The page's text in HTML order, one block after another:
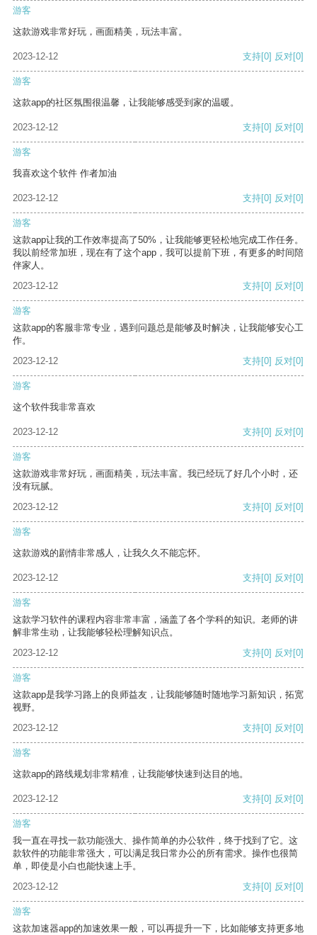
游客
这款游戏非常好玩，画面精美，玩法丰富。
2023-12-12 支持[0] 反对[0]
游客
这款app的社区氛围很温馨，让我能够感受到家的温暖。
2023-12-12 支持[0] 反对[0]
游客
我喜欢这个软件 作者加油
2023-12-12 支持[0] 反对[0]
游客
这款app让我的工作效率提高了50%，让我能够更轻松地完成工作任务。
我以前经常加班，现在有了这个app，我可以提前下班，有更多的时间陪
伴家人。
2023-12-12
支持[0] 反对[0]
游客
这款app的客服非常专业，遇到问题总是能够及时解决，让我能够安心工
作。
2023-12-12
支持[0] 反对[0]
游客
这个软件我非常喜欢
2023-12-12 支持[0] 反对[0]
游客
这款游戏非常好玩，画面精美，玩法丰富。我已经玩了好几个小时，还
没有玩腻。
2023-12-12
支持[0] 反对[0]
游客
这款游戏的剧情非常感人，让我久久不能忘怀。
2023-12-12 支持[0] 反对[0]
游客
这款学习软件的课程内容非常丰富，涵盖了各个学科的知识。老师的讲
解非常生动，让我能够轻松理解知识点。
2023-12-12
支持[0] 反对[0]
游客
这款app是我学习路上的良师益友，让我能够随时随地学习新知识，拓宽
视野。
2023-12-12
支持[0] 反对[0]
游客
这款app的路线规划非常精准，让我能够快速到达目的地。
2023-12-12 支持[0] 反对[0]
游客
我一直在寻找一款功能强大、操作简单的办公软件，终于找到了它。这
款软件的功能非常强大，可以满足我日常办公的所有需求。操作也很简
单，即使是小白也能快速上手。
2023-12-12
支持[0] 反对[0]
游客
这款加速器app的加速效果一般，可以再提升一下，比如能够支持更多地